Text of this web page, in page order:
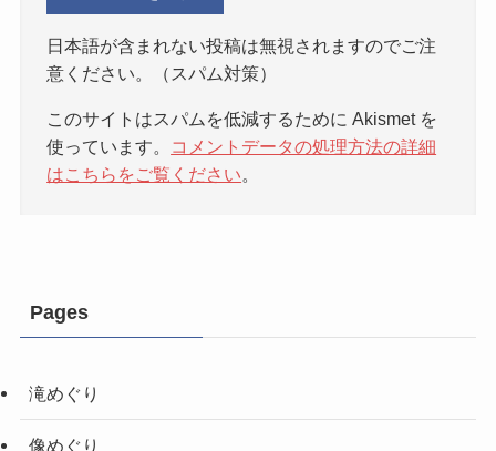
日本語が含まれない投稿は無視されますのでご注
意ください。（スパム対策）
このサイトはスパムを低減するために Akismet を
使っています。
コメントデータの処理方法の詳細
はこちらをご覧ください。
Pages
滝めぐり
像めぐり